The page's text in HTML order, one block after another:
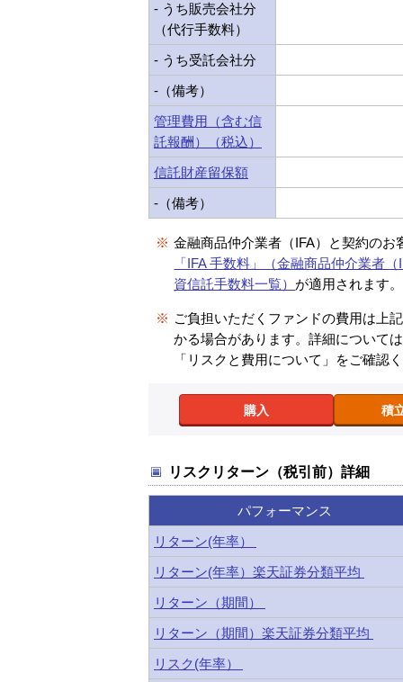
- うち販売会社分
（代行手数料）
- うち受託会社分
-（備考）
管理費用（含む信
託報酬）（税込）
信託財産留保額
-（備考）
※ 金融商品仲介業者（IFA）と契約のお
「IFA 手数料」（金融商品仲介業者
資信託手数料一覧） が適用されます。
※ ご負担いただくファンドの費用は上
かる場合があります。詳細について
「リスクと費用について」をご確認
購入 積
リスクリターン（税引前）詳細
パフォーマンス
リターン(年率）
リターン(年率）楽天証券分類平均
リターン（期間）
リターン（期間）楽天証券分類平均
リスク(年率）